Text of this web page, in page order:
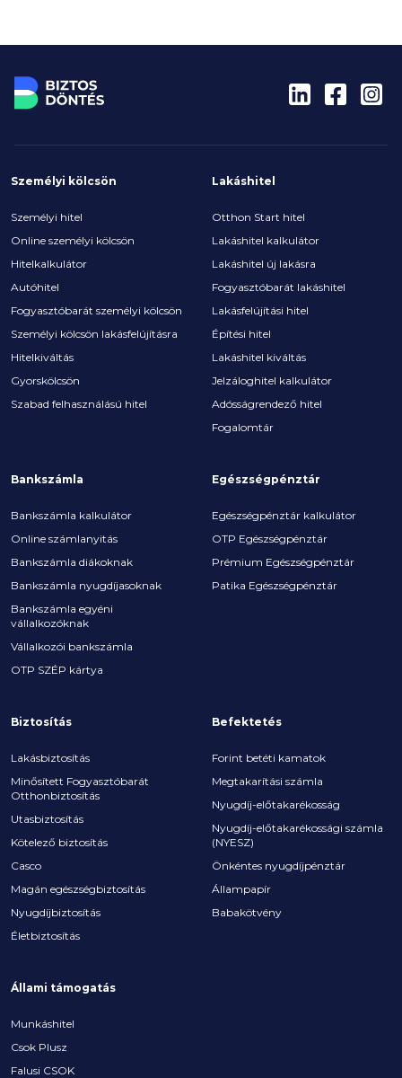
nekik meghozni az első nagy pénzügyi
elhatározásukat.
Személyi kölcsön
Személyi hitel
Online személyi kölcsön
Hitelkalkulátor
Autóhitel
Fogyasztóbarát személyi kölcsön
Személyi kölcsön lakásfelújításra
Hitelkiváltás
Gyorskölcsön
Szabad felhasználású hitel
Lakáshitel
Otthon Start hitel
Lakáshitel kalkulátor
Lakáshitel új lakásra
Fogyasztóbarát lakáshitel
Lakásfelújítási hitel
Építési hitel
Lakáshitel kiváltás
Jelzáloghitel kalkulátor
Adósságrendező hitel
Fogalomtár
Bankszámla
Bankszámla kalkulátor
Online számlanyitás
Bankszámla diákoknak
Bankszámla nyugdíjasoknak
Bankszámla egyéni
vállalkozóknak
Vállalkozói bankszámla
OTP SZÉP kártya
Egészségpénztár
Egészségpénztár kalkulátor
OTP Egészségpénztár
Prémium Egészségpénztár
Patika Egészségpénztár
Biztosítás
Lakásbiztosítás
Minősített Fogyasztóbarát
Otthonbiztosítás
Utasbiztosítás
Kötelező biztosítás
Casco
Magán egészségbiztosítás
Nyugdíjbiztosítás
Életbiztosítás
Befektetés
Forint betéti kamatok
Megtakarítási számla
Nyugdíj-előtakarékosság
Nyugdíj-előtakarékossági számla
(NYESZ)
Önkéntes nyugdíjpénztár
Állampapír
Babakötvény
Állami támogatás
Munkáshitel
Csok Plusz
Falusi CSOK